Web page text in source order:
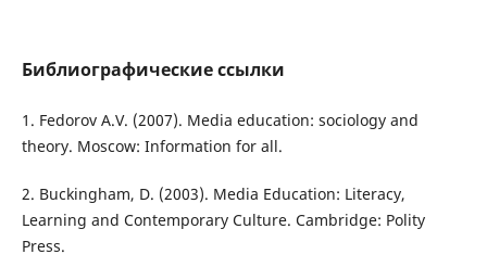
Библиографические ссылки
1. Fedorov A.V. (2007). Media education: sociology and
theory. Moscow: Information for all.
2. Buckingham, D. (2003). Media Education: Literacy,
Learning and Contemporary Culture. Cambridge: Polity
Press.